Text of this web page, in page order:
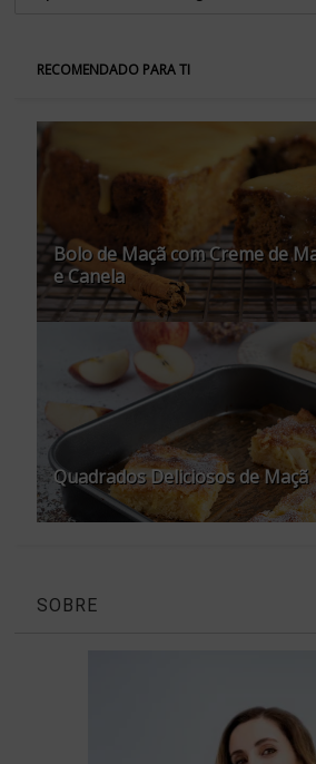
RECOMENDADO PARA TI
Bolo de Maçã com Creme de
e Canela
Quadrados Deliciosos de Maçã
SOBRE